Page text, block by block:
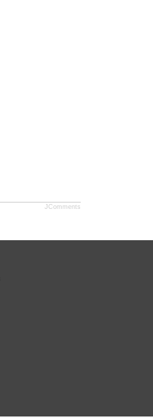
JComments